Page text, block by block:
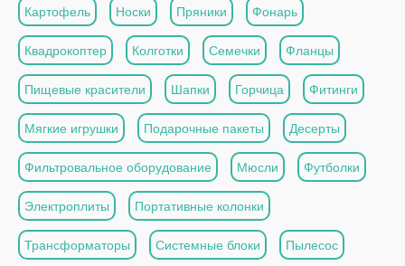
Картофель Носки Пряники Фонарь
Квадрокоптер Колготки Семечки Фланцы
Пищевые красители Шапки Горчица Фитинги
Мягкие игрушки Подарочные пакеты Десерты
Фильтровальное оборудование Мюсли Футболки
Электроплиты Портативные колонки
Трансформаторы Системные блоки Пылесос